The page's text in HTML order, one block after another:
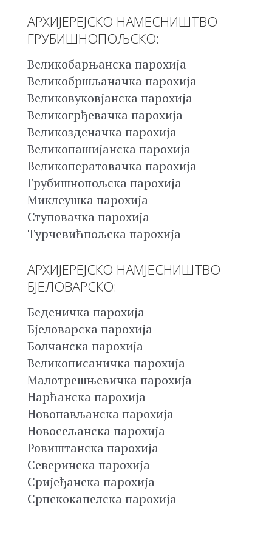
АРХИЈЕРЕЈСКО НАМЕСНИШТВО
ГРУБИШНОПОЉСКО:
Великобарњанска парохија
Великобршљаначка парохија
Великовуковјанска парохија
Великогрђевачка парохија
Великозденачка парохија
Великопашијанска парохија
Великоператовачка парохија
Грубишнопољска парохија
Миклеушка парохија
Ступовачка парохија
Турчевићпољска парохија
АРХИЈЕРЕЈСКО НАМЈЕСНИШТВО
БЈЕЛОВАРСКО:
Беденичка парохија
Бјеловарска парохија
Болчанска парохија
Великописаничка парохија
Малотрешњевичка парохија
Нарћанска парохија
Новопављанска парохија
Новосељанска парохија
Ровиштанска парохија
Северинска парохија
Сријеђанска парохија
Српскокапелска парохија